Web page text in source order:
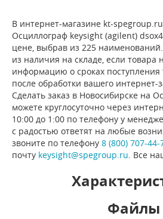
В интернет-магазине kt-
Осциллограф keysight (agilent)
цене, выбрав из 225
из наличия на складе, если товара
информацию о сроках поступления
после обработки вашего интернет-
Сделать заказ в Новосибирске на
можете круглосуточно через
10:00 до 1:00 по телефону у
с радостью ответят на любые
звоните по телефону 8 (800) 707-44-
почту keysight@spegroup.ru . Все
Файлы